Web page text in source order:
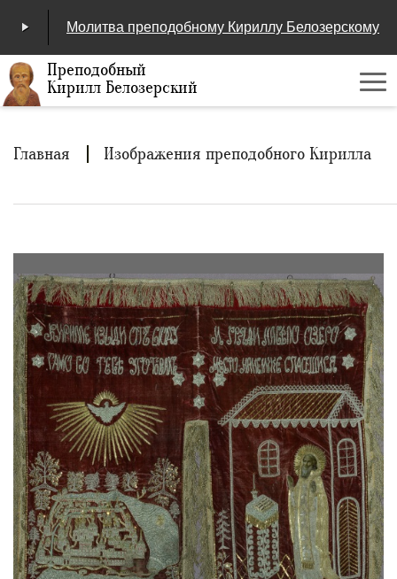
00:00 04:25
Молитва преподобному Кириллу Белозерскому
Преподобный
Кирилл Белозерский
Строка
навигации
Главная Изображения преподобного Кирилла